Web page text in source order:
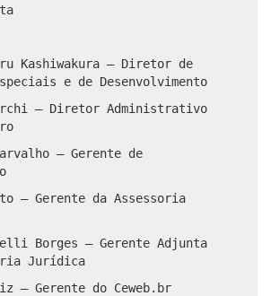
Kashiwakura – Diretor de
e de Desenvolvimento
– Diretor Administrativo
– Gerente de
– Gerente da Assessoria
Borges – Gerente Adjunta
Jurídica
– Gerente do Ceweb.br